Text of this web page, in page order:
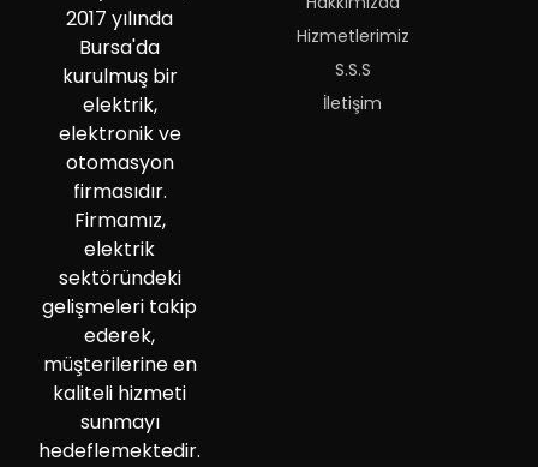
2017 yılında
Bursa'da
kurulmuş bir
elektrik,
elektronik ve
otomasyon
firmasıdır.
Firmamız,
elektrik
sektöründeki
gelişmeleri takip
ederek,
müşterilerine en
kaliteli hizmeti
sunmayı
hedeflemektedir.
Hizmetlerimiz
S.S.S
İletişim